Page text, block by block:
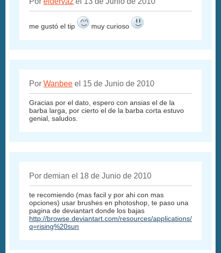
me gustó el tip muy curioso
PorWanbee el 15 de Junio de 2010
Gracias por el dato, espero con ansias el de la
barba larga, por cierto el de la barba corta estuvo
genial, saludos.
Por demian el 18 de Junio de 2010
te recomiendo (mas facil y por ahi con mas
opciones) usar brushes en photoshop, te paso una
pagina de deviantart donde los bajas
http://browse.deviantart.com/resources/applications/
q=rising%20sun